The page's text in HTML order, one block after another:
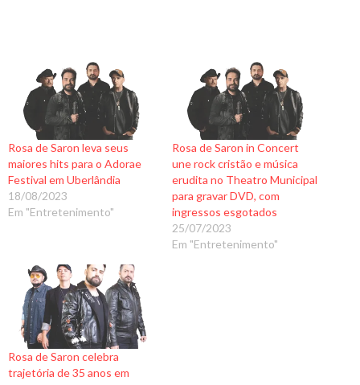
Rosa de Saron leva seus
maiores hits para o Adorae
Festival em Uberlândia
18/08/2023
Em "Entretenimento"
Rosa de Saron in Concert
une rock cristão e música
erudita no Theatro Municipal
para gravar DVD, com
ingressos esgotados
25/07/2023
Em "Entretenimento"
Rosa de Saron celebra
trajetória de 35 anos em